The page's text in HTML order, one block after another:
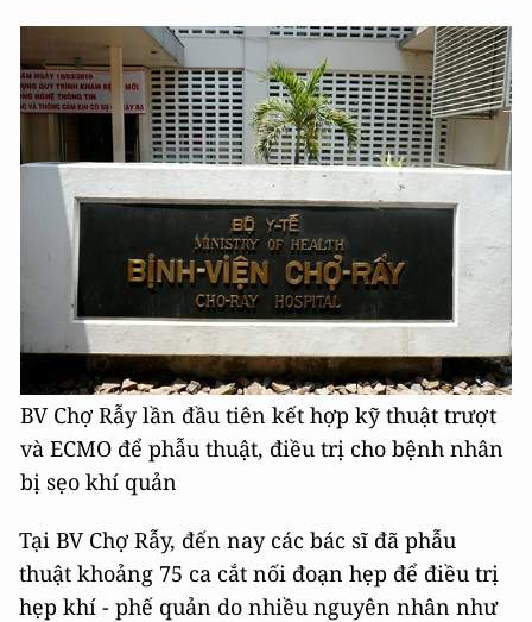
BV Chợ Rẫy lần đầu tiên kết hợp kỹ thuật trượt
và ECMO để phẫu thuật, điều trị cho bệnh nhân
bị sẹo khí quản
Tại BV Chợ Rẫy, đến nay các bác sĩ đã phẫu
thuật khoảng 75 ca cắt nối đoạn hẹp để điều trị
hẹp khí - phế quản do nhiều nguyên nhân như